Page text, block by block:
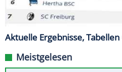
Aktuelle Ergebnisse,
Meistgelesen